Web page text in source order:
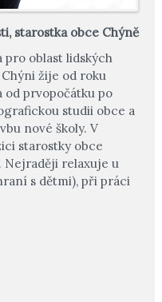
starostka obce Chýně
pro oblast lidských
žije od roku
od prvopočátku po
studii obce a
nové školy. V
starostky obce
Nejraději relaxuje u
s dětmi), při práci